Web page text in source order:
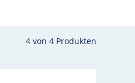
4 von 4 Produkten